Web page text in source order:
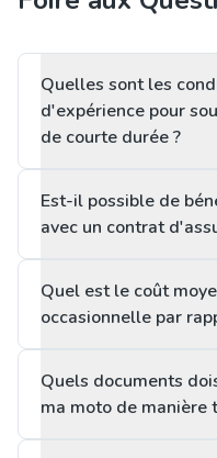
Quelles sont les
d'expérience pour
de courte durée ?
Est-il possible de
avec un contrat
Quel est le coût
occasionnelle par
Quels documents
ma moto de manière